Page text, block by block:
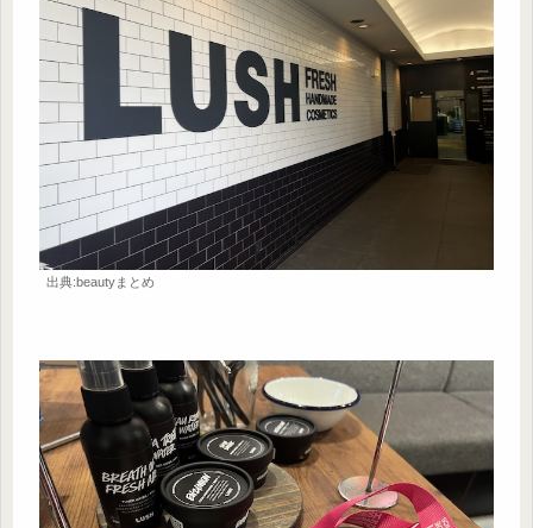
出典:beautyまとめ